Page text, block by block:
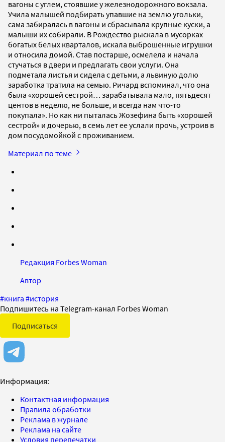
вагоны с углем, стоявшие у железнодорожного вокзала.
Учила малышей подбирать упавшие на землю угольки,
сама забиралась в вагоны и сбрасывала крупные куски, а
малыши их собирали. В Рождество рыскала в мусорках
богатых белых кварталов, искала выброшенные игрушки
и относила домой. Став постарше, осмелела и начала
стучаться в двери и предлагать свои услуги. Она
подметала листья и сидела с детьми, а львиную долю
заработка тратила на семью. Ричард вспоминал, что она
была «хорошей сестрой… зарабатывала мало, пятьдесят
центов в неделю, не больше, и всегда нам что-то
покупала». Но как ни пыталась Жозефина быть «хорошей
сестрой» и дочерью, в семь лет ее услали прочь, устроив в
дом посудомойкой с проживанием.
Материал по теме
Редакция Forbes Woman
Автор
#книга #история
Подпишитесь на Telegram-канал Forbes Woman
Подписаться
Информация:
Контактная информация
Правила обработки
Реклама в журнале
Реклама на сайте
Условия перепечатки